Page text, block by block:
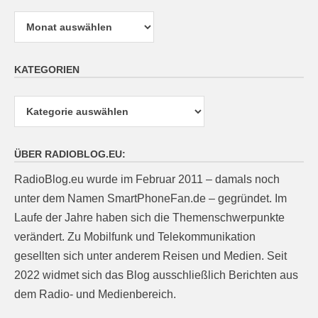
Archiv
KATEGORIEN
ÜBER RADIOBLOG.EU:
RadioBlog.eu wurde im Februar 2011 – damals noch
unter dem Namen SmartPhoneFan.de – gegründet. Im
Laufe der Jahre haben sich die Themenschwerpunkte
verändert. Zu Mobilfunk und Telekommunikation
gesellten sich unter anderem Reisen und Medien. Seit
2022 widmet sich das Blog ausschließlich Berichten aus
dem Radio- und Medienbereich.